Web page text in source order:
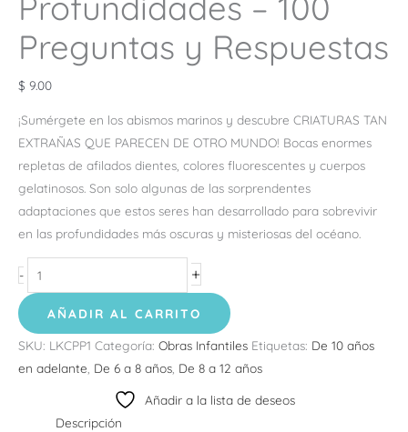
Preguntas y Respuestas
$ 9.00
¡Sumérgete en los abismos marinos y descubre CRIATURAS TAN
EXTRAÑAS QUE PARECEN DE OTRO MUNDO! Bocas enormes
repletas de afilados dientes, colores fluorescentes y cuerpos
gelatinosos. Son solo algunas de las sorprendentes
adaptaciones que estos seres han desarrollado para sobrevivir
en las profundidades más oscuras y misteriosas del océano.
- +
AÑADIR AL CARRITO
SKU: LKCPP1 Categoría: Obras Infantiles Etiquetas: De 10 años
en adelante, De 6 a 8 años, De 8 a 12 años
Añadir a la lista de deseos
Descripción